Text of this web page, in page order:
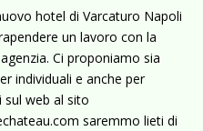
hotel di Varcaturo Napoli
un lavoro con la
Ci proponiamo sia
individuali e anche per
sul web al sito
saremmo lieti di